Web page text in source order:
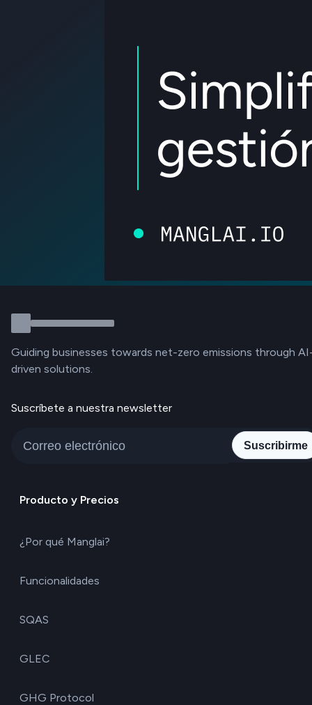
Guiding businesses towards net-zero emissions through
driven solutions.
Suscríbete a nuestra newsletter
Suscribirme
Producto y Precios
¿Por qué Manglai?
Funcionalidades
SQAS
GLEC
GHG Protocol